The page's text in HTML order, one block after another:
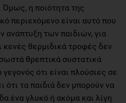
η ποιότητα της
περιεχόμενο είναι αυτό που
ανάπτυξη των παιδιών, για
κενές θερμιδικά τροφές δεν
θρεπτικά συστατικά
ότι είναι πλούσιες σε
ότι τα παιδιά δεν μπορούν να
ένα γλυκό ή ακόμα και λίγη